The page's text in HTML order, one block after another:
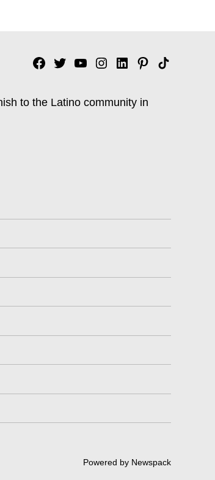
Facebook
TwitterYouTubeInstagram
Linkedin
Pinterest
Tik
to the Latino community in
Powered by Newspack